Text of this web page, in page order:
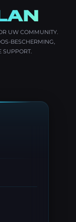
UW COMMUNITY.
BESCHERMING,
SUPPORT.